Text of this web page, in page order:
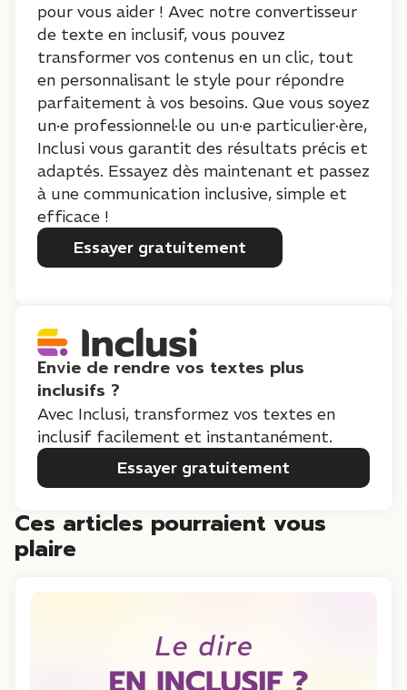
pour vous aider ! Avec notre convertisseur
de texte en inclusif, vous pouvez
transformer vos contenus en un clic, tout
en personnalisant le style pour répondre
parfaitement à vos besoins. Que vous soyez
un·e professionnel·le ou un·e particulier·ère,
Inclusi vous garantit des résultats précis et
adaptés. Essayez dès maintenant et passez
à une communication inclusive, simple et
efficace !
Essayer gratuitement
Envie de rendre vos textes plus
inclusifs ?
Avec Inclusi, transformez vos textes en
inclusif facilement et instantanément.
Essayer gratuitement
Ces articles pourraient vous
plaire